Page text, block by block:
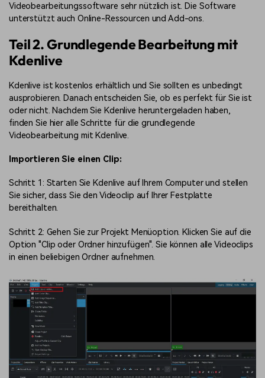
Videobearbeitungssoftware sehr nützlich ist. Die Software
unterstützt auch Online-Ressourcen und Add-ons.
Teil 2. Grundlegende Bearbeitung mit
Kdenlive
Kdenlive ist kostenlos erhältlich und Sie sollten es unbedingt
ausprobieren. Danach entscheiden Sie, ob es perfekt für Sie ist
oder nicht. Nachdem Sie Kdenlive heruntergeladen haben,
finden Sie hier alle Schritte für die grundlegende
Videobearbeitung mit Kdenlive.
Importieren Sie einen Clip:
Schritt 1: Starten Sie Kdenlive auf Ihrem Computer und stellen
Sie sicher, dass Sie den Videoclip auf Ihrer Festplatte
bereithalten.
Schritt 2: Gehen Sie zur Projekt Menüoption. Klicken Sie auf die
Option "Clip oder Ordner hinzufügen". Sie können alle Videoclips
in einen beliebigen Ordner aufnehmen.